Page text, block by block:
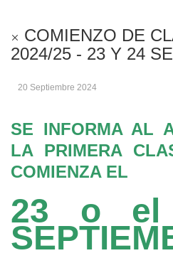
COMIENZO DE
2024/25 - 23 Y 24
20 Septiembre 2024
SE INFORMA AL
LA PRIMERA
COMIENZA EL
23 o el